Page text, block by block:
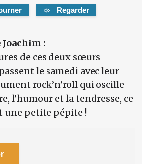
Regarder
Joachim :
de ces deux sœurs
le samedi avec leur
rock’n’roll qui oscille
l’humour et la tendresse, ce
une petite pépite !